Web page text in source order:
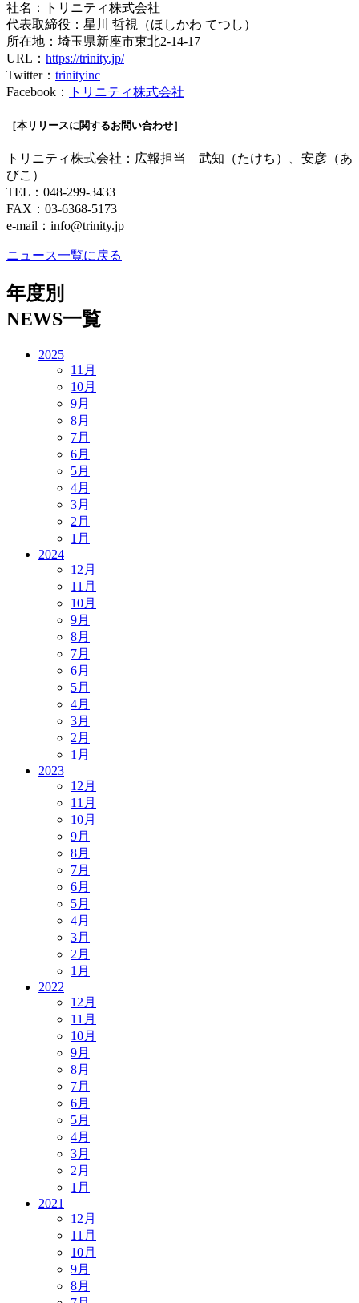
社名：トリニティ株式会社
代表取締役：星川 哲視（ほしかわ てつし）
所在地：埼玉県新座市東北2-14-17
URL： https://trinity.jp/
Twitter： trinityinc
Facebook：
トリニティ株式会社
［本リリースに関するお問い合わせ］
トリニティ株式会社：広報担当 武知（たけち）、安彦（あ
びこ）
TEL：048-299-3433
FAX：03-6368-5173
e-mail： info@trinity.jp
ニュース一覧に戻る
年度別
NEWS一覧
2025
11月
10月
9月
8月
7月
6月
5月
4月
3月
2月
1月
2024
12月
11月
10月
9月
8月
7月
6月
5月
4月
3月
2月
1月
2023
12月
11月
10月
9月
8月
7月
6月
5月
4月
3月
2月
1月
2022
12月
11月
10月
9月
8月
7月
6月
5月
4月
3月
2月
1月
2021
12月
11月
10月
9月
8月